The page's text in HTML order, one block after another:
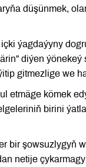
düşünmek,
ýagdaýyny
diýen
gitmezlige we
etmäge kömek
birini
bir şowsuzlygyň
netije